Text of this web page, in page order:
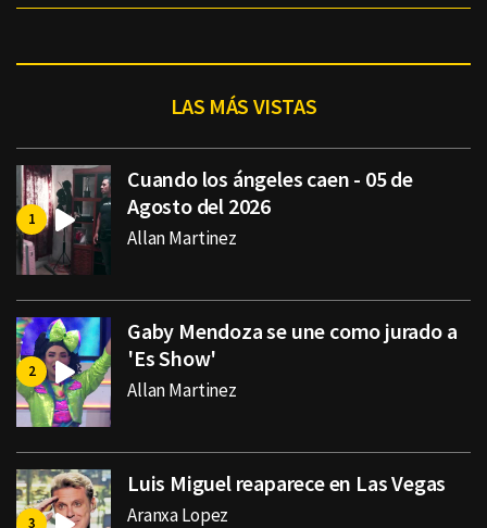
LAS MÁS VISTAS
Cuando los ángeles caen - 05 de
Agosto del 2026
Allan Martinez
Gaby Mendoza se une como jurado a
'Es Show'
Allan Martinez
Luis Miguel reaparece en Las Vegas
Aranxa Lopez